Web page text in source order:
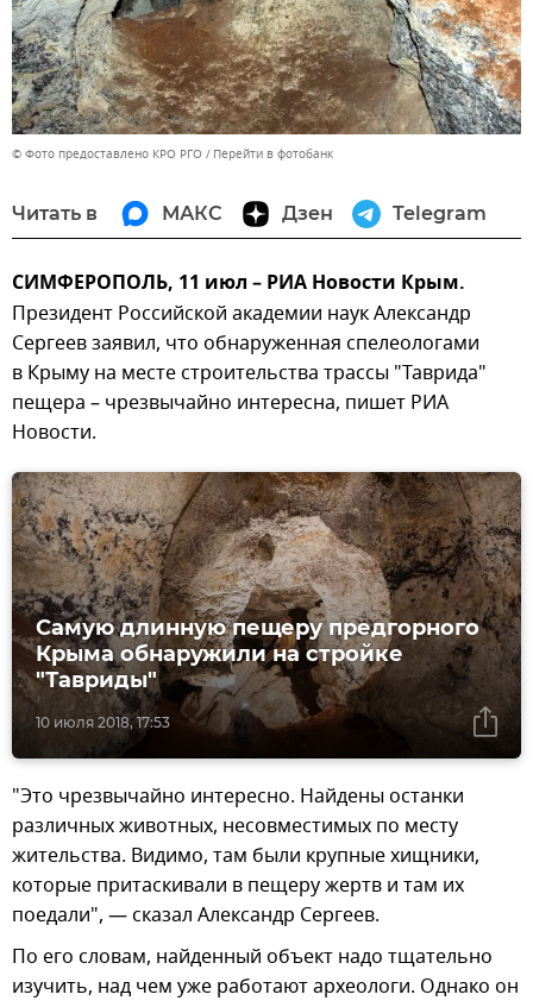
© Фото предоставлено КРО РГО Перейти в фотобанк
Читать в МАКС Дзен Telegram
СИМФЕРОПОЛЬ, 11 июл – РИА Новости Крым.
Президент Российской академии наук Александр
Сергеев заявил, что обнаруженная спелеологами
в Крыму на месте строительства трассы "Таврида"
пещера – чрезвычайно интересна, пишет РИА
Новости.
10 июля 2018, 17:53
Самую длинную пещеру предгорного
Крыма обнаружили на стройке
"Тавриды"
"Это чрезвычайно интересно. Найдены останки
различных животных, несовместимых по месту
жительства. Видимо, там были крупные хищники,
которые притаскивали в пещеру жертв и там их
поедали", — сказал Александр Сергеев.
По его словам, найденный объект надо тщательно
изучить, над чем уже работают археологи. Однако он